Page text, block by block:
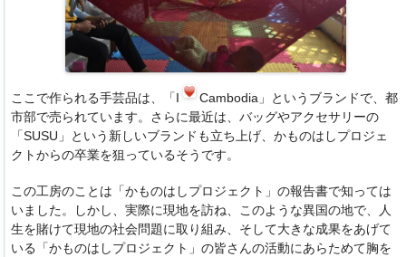
ここで作られる手芸品は、「I
Cambodia」というブランドで、都
市部で売られています。さらに最近は、バッグやアクセサリーの
「SUSU」という新しいブランドも立ち上げ、かものはしプロジェ
クトからの卒業を狙っているそうです。
この工房のことは「かものはしプロジェクト」の報告書で知っては
いました。しかし、実際に現地を訪ね、このような異国の地で、人
生を賭けて現地の社会問題に取り組み、そして大きな成果をあげて
いる「かものはしプロジェクト」の皆さんの活動にあらためて胸を